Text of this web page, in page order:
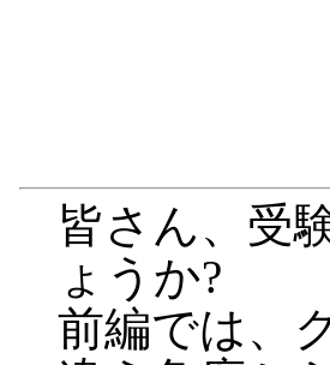
皆さん、受
ょうか?
前編では、